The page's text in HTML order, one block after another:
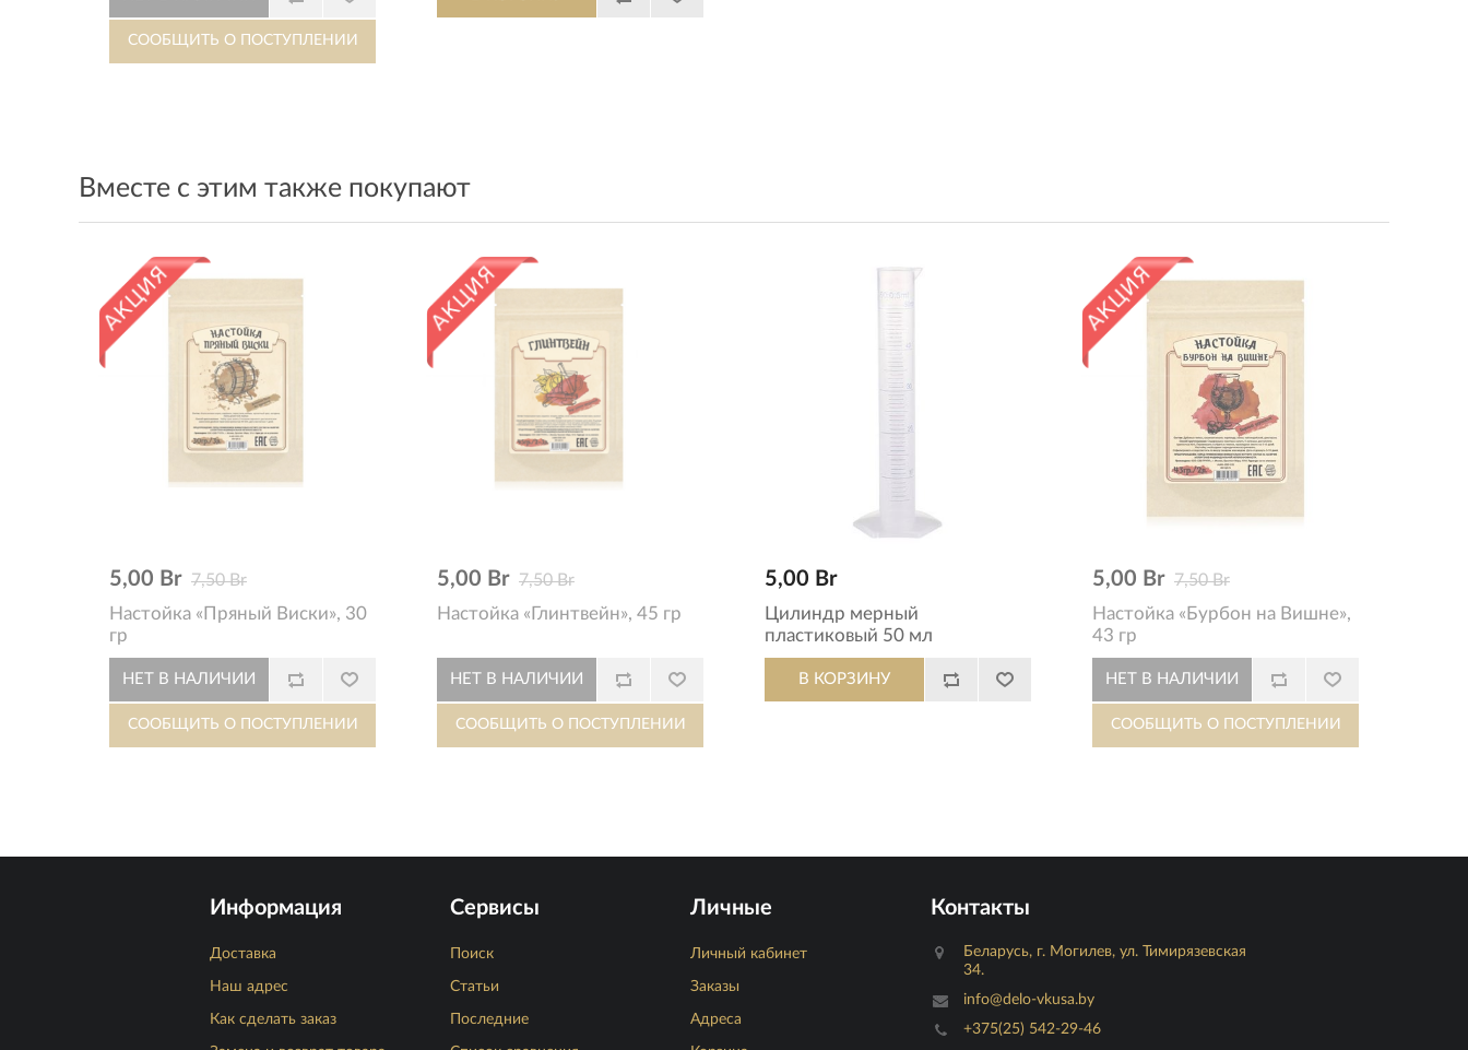
Вместе с этим также покупают
5,00 Br 7,50 Br
Настойка «Пряный Виски», 30
гр
5,00 Br 7,50 Br
Настойка «Глинтвейн», 45 гр
5,00 Br
Цилиндр мерный
пластиковый 50 мл
5,00 Br 7,50 Br
Настойка «Бурбон на Вишне»,
43 гр
Информация
Доставка
Наш адрес
Как сделать заказ
Сервисы
Поиск
Статьи
Последние
Личные
Личный кабинет
Заказы
Адреса
Контакты
Беларусь, г. Могилев, ул. Тимирязевская
34.
info@delo-vkusa.by
+375(25) 542-29-46